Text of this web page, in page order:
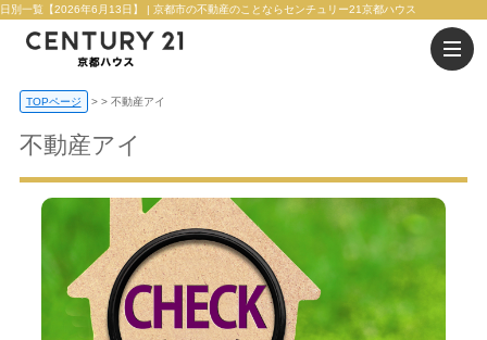
日別一覧【2026年6月13日】 | 京都市の不動産のことならセンチュリー21京都ハウス
TOPページ > 不動産アイ
不動産アイ